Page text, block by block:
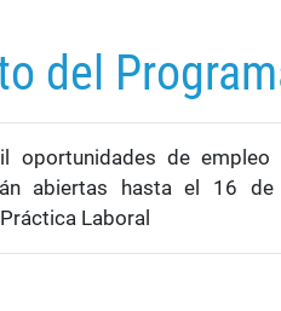
del
oportunidades de
abiertas hasta el 16
Laboral